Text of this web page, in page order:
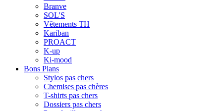
Branve
SOL'S
Vêtements TH
Kariban
PROACT
K-up
Ki-mood
Bons Plans
Stylos pas chers
Chemises pas chères
T-shirts pas chers
Dossiers pas chers